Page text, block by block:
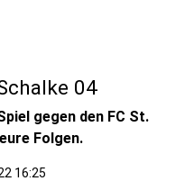
04
gegen den FC St.
Folgen.
16:25